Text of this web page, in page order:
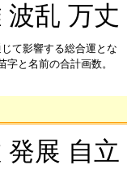
乱 万丈
て影響する総合運とな
と名前の合計画数。
展 自立